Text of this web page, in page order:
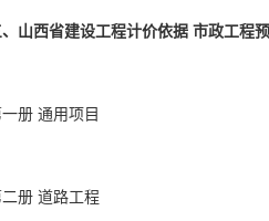
、山西省建设工程计价依据 市政工程